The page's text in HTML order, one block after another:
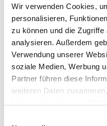
Wir verwenden Cookies,
personalisieren,
zu können und die
analysieren. Außerdem
Verwendung unserer
soziale Medien, Werbung
Partner führen diese
weiteren Daten